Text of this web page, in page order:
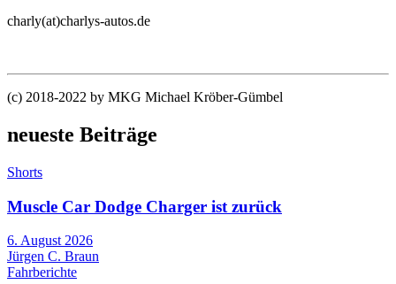
charly(at)charlys-autos.de
(c) 2018-2022 by MKG Michael Kröber-Gümbel
neueste Beiträge
Shorts
Muscle Car Dodge Charger ist zurück
6. August 2026
Jürgen C. Braun
Fahrberichte